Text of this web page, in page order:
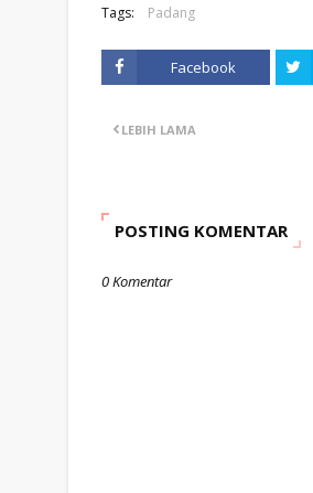
Tags: Padang
Facebook
LEBIH LAMA
POSTING KOMENTAR
0 Komentar